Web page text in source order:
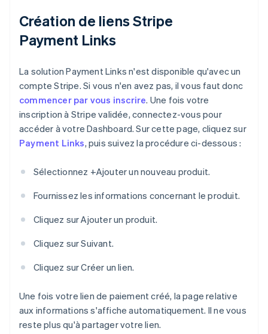
Création de liens Stripe
Payment Links
La solution Payment Links n'est disponible qu'avec un
compte Stripe. Si vous n'en avez pas, il vous faut donc
commencer par vous inscrire. Une fois votre
inscription à Stripe validée, connectez-vous pour
accéder à votre Dashboard. Sur cette page, cliquez sur
Payment Links, puis suivez la procédure ci-dessous :
Sélectionnez +Ajouter un nouveau produit.
Fournissez les informations concernant le produit.
Cliquez sur Ajouter un produit.
Cliquez sur Suivant.
Cliquez sur Créer un lien.
Une fois votre lien de paiement créé, la page relative
aux informations s'affiche automatiquement. Il ne vous
reste plus qu'à partager votre lien.